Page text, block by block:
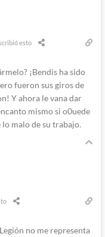
esto
¡Bendis ha sido
fueron sus giros de
Y ahora le vana dar
mismo si o0uede
malo de su trabajo.
no me representa